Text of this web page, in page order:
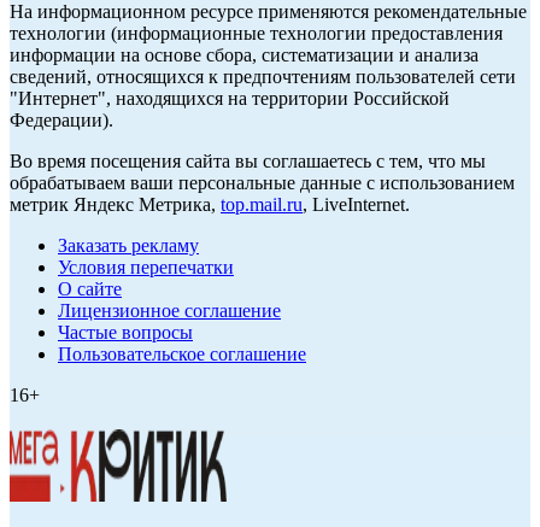
На информационном ресурсе применяются рекомендательные
технологии (информационные технологии предоставления
информации на основе сбора, систематизации и анализа
сведений, относящихся к предпочтениям пользователей сети
"Интернет", находящихся на территории Российской
Федерации).
Во время посещения сайта вы соглашаетесь с тем, что мы
обрабатываем ваши персональные данные с использованием
метрик Яндекс Метрика, top.mail.ru, LiveInternet.
Заказать рекламу
Условия перепечатки
О сайте
Лицензионное соглашение
Частые вопросы
Пользовательское соглашение
16+